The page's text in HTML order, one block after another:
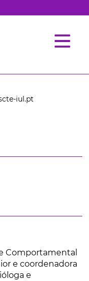
iul.pt
Comportamental
e coordenadora
e